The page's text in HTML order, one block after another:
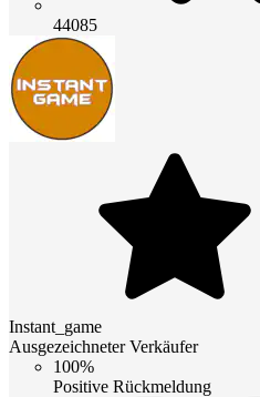
44085
Instant_game
Ausgezeichneter Verkäufer
100%
Positive Rückmeldung